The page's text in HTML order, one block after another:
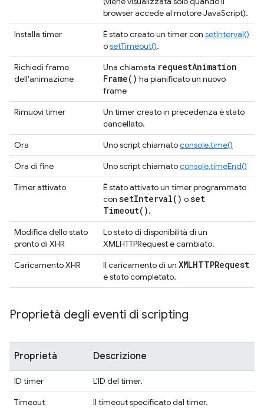
browser accede al motore JavaScript).
Installa timer
È stato creato un timer con setInterval()
osetTimeout().
Richiedi frame
dell'animazione
Una chiamata requestAnimation
Frame( ) ha pianificato un nuovo
frame
Rimuovi timer
Un timer creato in precedenza è stato
cancellato.
Ora
Uno script chiamatoconsole.time()
Ora di fine
Uno script chiamatoconsole.timeEnd()
Timer attivato
È stato attivato un timer programmato
con setInterval( ) oset
Timeout( ).
Modifica dello stato
pronto di XHR
Lo stato di disponibilità di un
XMLHTTPRequest è cambiato.
Caricamento XHR
Il caricamento di un XMLHTTPRequest
è stato completato.
Proprietà degli eventi di scripting
Proprietà Descrizione
ID timer
L'ID del timer.
Timeout
Il timeout specificato dal timer.